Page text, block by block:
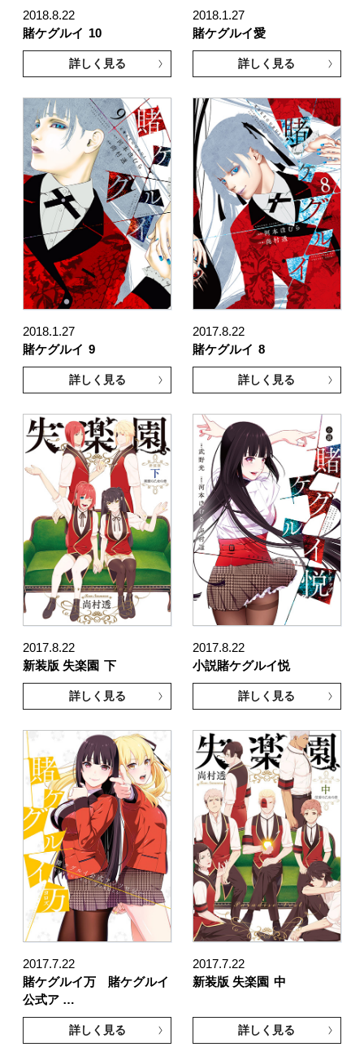
2018.8.22
賭ケグルイ 10
詳しく見る
2018.1.27
賭ケグルイ愛
詳しく見る
2018.1.27
賭ケグルイ 9
詳しく見る
2017.8.22
賭ケグルイ 8
詳しく見る
2017.8.22
新装版 失楽園 下
詳しく見る
2017.8.22
小説賭ケグルイ悦
詳しく見る
2017.7.22
賭ケグルイ万 賭ケグルイ
公式ア …
詳しく見る
2017.7.22
新装版 失楽園 中
詳しく見る